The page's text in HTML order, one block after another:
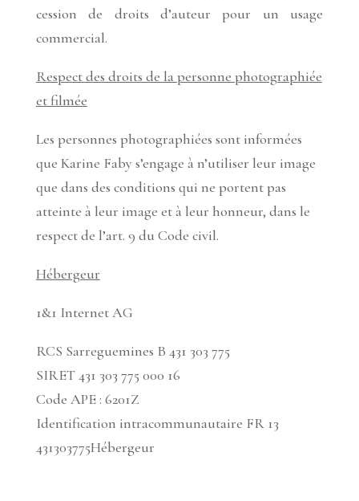
cession de droits d’auteur pour un usage
commercial.
Respect des droits de la personne photographiée
et filmée
Les personnes photographiées sont informées
que Karine Faby s’engage à n’utiliser leur image
que dans des conditions qui ne portent pas
atteinte à leur image et à leur honneur, dans le
respect de l’art. 9 du Code civil.
Hébergeur
1&1 Internet AG
RCS Sarreguemines B 431 303 775
SIRET 431 303 775 000 16
Code APE : 6201Z
Identification intracommunautaire FR 13
431303775Hébergeur